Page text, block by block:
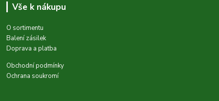
Vše k nákupu
O sortimentu
Balení zásilek
Doprava a platba
Obchodní podmínky
Ochrana soukromí